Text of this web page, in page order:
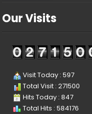
Our Visits
Visit Today : 597
Total Visit : 271500
Hits Today : 847
Total Hits : 584176